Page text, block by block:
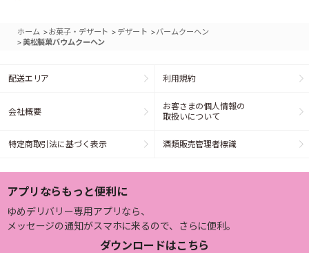
ホーム >お菓子・デザート > デザート >バームクーヘン
>美松製菓バウムクーヘン
配送エリア 利用規約
会社概要
お客さまの個人情報の
取扱いについて
特定商取引法に基づく表示 酒類販売管理者標識
アプリならもっと便利に
ゆめデリバリー専用アプリなら、
メッセージの通知がスマホに来るので、さらに便利。
ダウンロードはこちら